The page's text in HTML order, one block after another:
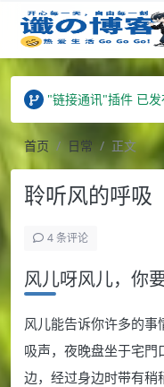
站点已更名为"谶的生
Hank - 谶的生活记
"链接通讯"插件 已发
站点已更名为"谶的生
Hank - 谶的生活记
首页
日常 正文
聆听风的呼吸
4 条评论
风儿呀风儿，你
风儿能告诉你许多的
吸声，夜晚盘坐于宅門
边，经过身边时带有稍